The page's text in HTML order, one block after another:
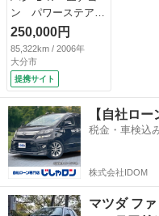
ン パワーステアリ
ング パワーウィン
ドウ エアバッグ
ラジオ キーレスエ
ントリー ライトレ
ベル調節 （検9.5）
250,000円
85,322km / 2006年
大分市
提携サイト
【自社ロ
税金・車検込
株式会社IDOM
マツダ フ